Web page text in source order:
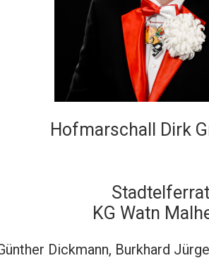
Hofmarschall Dirk
Stadtelferrat
KG Watn
Dickmann, Burkhard